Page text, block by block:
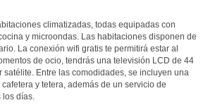
climatizadas, todas equipadas con
y microondas. Las habitaciones disponen de
La conexión wifi gratis te permitirá estar al
de ocio, tendrás una televisión LCD de 44
Entre las comodidades, se incluyen una
y tetera, además de un servicio de
los días.